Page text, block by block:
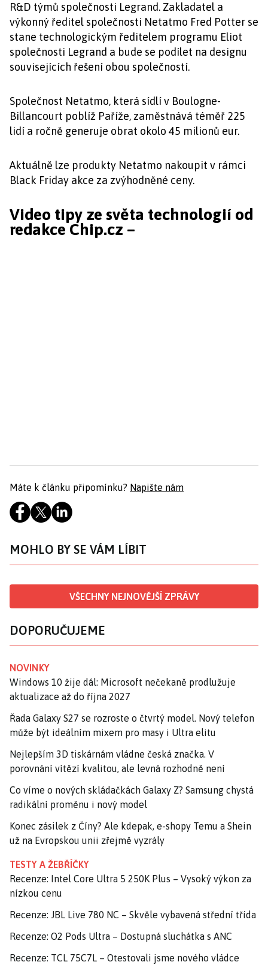
R&D týmů společnosti Legrand. Zakladatel a
výkonný ředitel společnosti Netatmo Fred Potter se
stane technologickým ředitelem programu Eliot
společnosti Legrand a bude se podílet na designu
souvisejících řešení obou společností.
Společnost Netatmo, která sídlí v Boulogne-
Billancourt poblíž Paříže, zaměstnává téměř 225
lidí a ročně generuje obrat okolo 45 milionů eur.
Aktuálně lze produkty Netatmo nakoupit v rámci
Black Friday akce za zvýhodněné ceny.
Video tipy ze světa technologií od
redakce Chip.cz –
Máte k článku připomínku? Napište nám
MOHLO BY SE VÁM LÍBIT
VŠECHNY NEJNOVĚJŠÍ ZPRÁVY
DOPORUČUJEME
NOVINKY
Windows 10 žije dál: Microsoft nečekaně prodlužuje
aktualizace až do října 2027
Řada Galaxy S27 se rozroste o čtvrtý model. Nový telefon
může být ideálním mixem pro masy i Ultra elitu
Nejlepším 3D tiskárnám vládne česká značka. V
porovnání vítězí kvalitou, ale levná rozhodně není
Co víme o nových skládačkách Galaxy Z? Samsung chystá
radikální proměnu i nový model
Konec zásilek z Číny? Ale kdepak, e-shopy Temu a Shein
už na Evropskou unii zřejmě vyzrály
TESTY A ŽEBŘÍČKY
Recenze: Intel Core Ultra 5 250K Plus – Vysoký výkon za
nízkou cenu
Recenze: JBL Live 780 NC – Skvěle vybavená střední třída
Recenze: O2 Pods Ultra – Dostupná sluchátka s ANC
Recenze: TCL 75C7L – Otestovali jsme nového vládce